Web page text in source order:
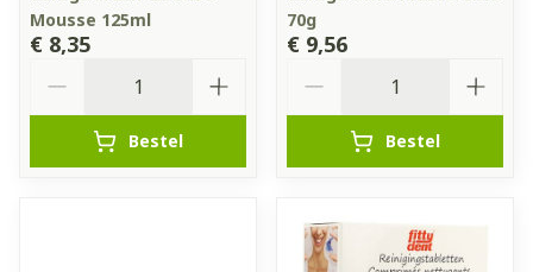
Mousse 125ml
€ 8,35
Bestel
70g
€ 9,56
Bestel